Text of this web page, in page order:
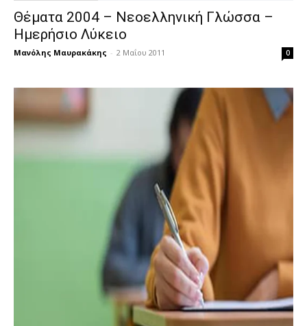
Θέματα 2004 – Νεοελληνική Γλώσσα –
Ημερήσιο Λύκειο
Μανόλης Μαυρακάκης - 2 Μαΐου 2011 0